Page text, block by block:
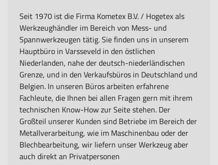
Seit 1970 ist die Firma Kometex B.V. / Hogetex als
Werkzeughändler im Bereich von Mess- und
Spannwerkzeugen tätig. Sie finden uns in unserem
Hauptbüro in Varsseveld in den östlichen
Niederlanden, nahe der deutsch-niederländischen
Grenze, und in den Verkaufsbüros in Deutschland und
Belgien. In unseren Büros arbeiten erfahrene
Fachleute, die Ihnen bei allen Fragen gern mit ihrem
technischen Know-How zur Seite stehen. Der
Großteil unserer Kunden sind Betriebe im Bereich der
Metallverarbeitung, wie im Maschinenbau oder der
Blechbearbeitung, wir liefern unser Werkzeug aber
auch direkt an Privatpersonen